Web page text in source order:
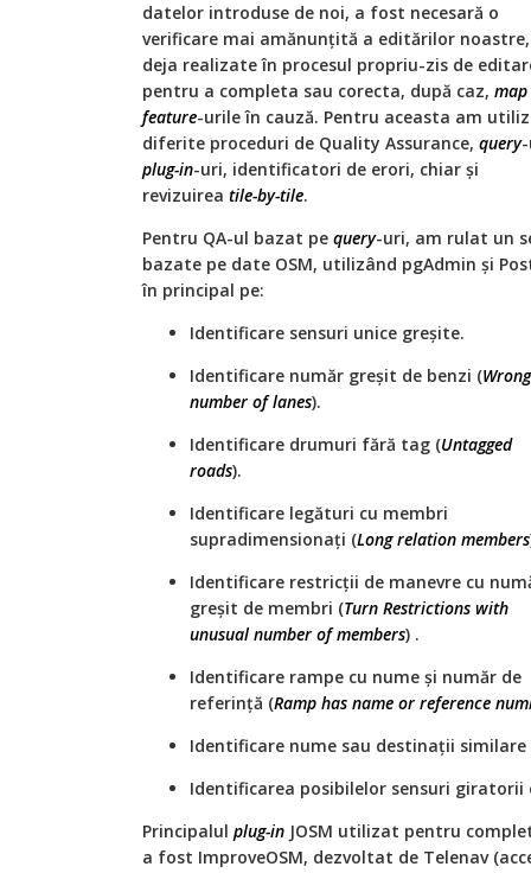
datelor introduse de noi, a fost necesară o
verificare mai amănunțită a editărilor noastre,
deja realizate în procesul propriu-zis de
pentru a completa sau corecta, după caz, map
feature-urile în cauză. Pentru aceasta am
diferite proceduri de Quality Assurance, query
plug-in-uri, identificatori de erori, chiar și
revizuirea tile-by-tile.
Pentru QA-ul bazat pe query-uri, am rulat un
bazate pe date OSM, utilizând pgAdmin și
în principal pe:
Identificare sensuri unice greșite.
Identificare număr greșit de benzi (Wrong
number of lanes).
Identificare drumuri fără tag (Untagged
roads).
Identificare legături cu membri
supradimensionați (Long relation members
Identificare restricții de manevre cu
greșit de membri (Turn Restrictions with
unusual number of members) .
Identificare rampe cu nume și număr de
referință (Ramp has name or reference
Identificare nume sau destinații similare
Identificarea posibilelor sensuri giratorii
Principalul plug-in JOSM utilizat pentru
a fost ImproveOSM, dezvoltat de Telenav